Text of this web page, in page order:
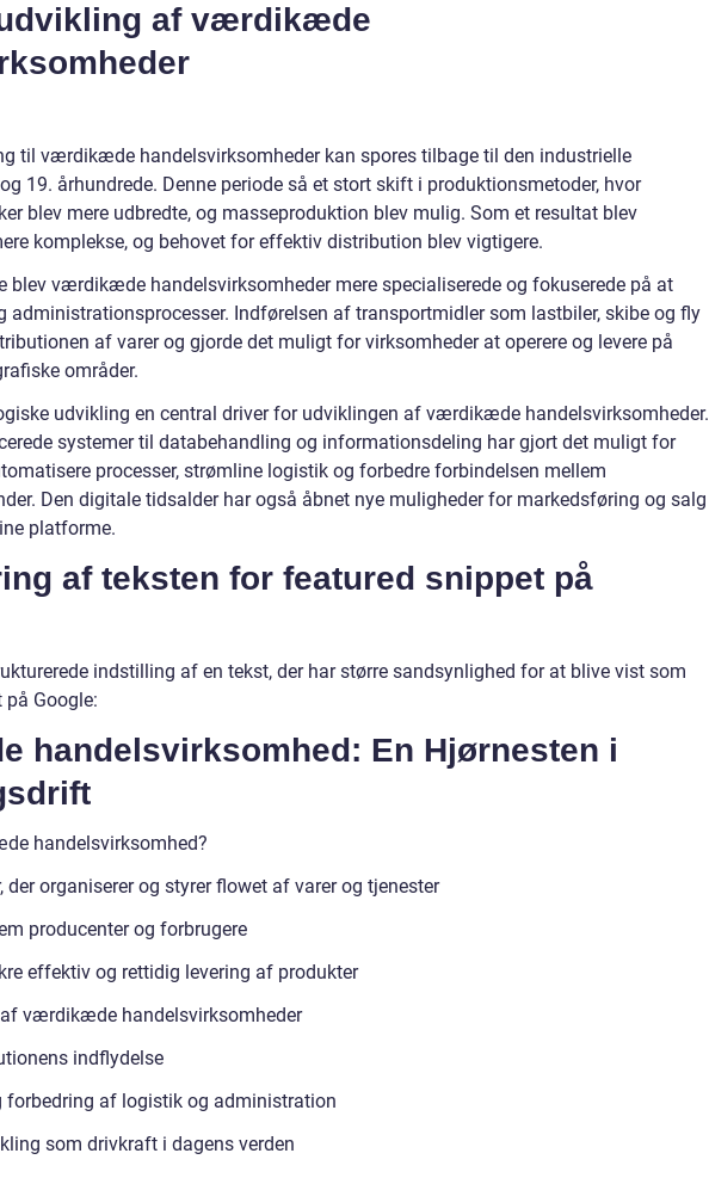
af værdikæde
til værdikæde handelsvirksomheder kan spores tilbage til den industrielle
19. århundrede. Denne periode så et stort skift i produktionsmetoder, hvor
blev mere udbredte, og masseproduktion blev mulig. Som et resultat blev
komplekse, og behovet for effektiv distribution blev vigtigere.
blev værdikæde handelsvirksomheder mere specialiserede og fokuserede på at
administrationsprocesser. Indførelsen af transportmidler som lastbiler, skibe og fly
af varer og gjorde det muligt for virksomheder at operere og levere på
områder.
udvikling en central driver for udviklingen af værdikæde handelsvirksomheder.
systemer til databehandling og informationsdeling har gjort det muligt for
processer, strømline logistik og forbedre forbindelsen mellem
Den digitale tidsalder har også åbnet nye muligheder for markedsføring og salg
platforme.
af teksten for featured snippet på
indstilling af en tekst, der har større sandsynlighed for at blive vist som
Google:
handelsvirksomhed: En Hjørnesten i
handelsvirksomhed?
organiserer og styrer flowet af varer og tjenester
producenter og forbrugere
effektiv og rettidig levering af produkter
værdikæde handelsvirksomheder
indflydelse
forbedring af logistik og administration
som drivkraft i dagens verden